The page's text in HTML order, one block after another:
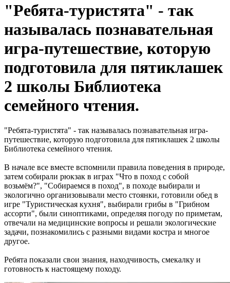
"Ребята-туристята" - так
называлась познавательная
игра-путешествие, которую
подготовила для пятиклашек
2 школы Библиотека
семейного чтения.
"Ребята-туристята" - так называлась познавательная игра-
путешествие, которую подготовила для пятиклашек 2 школы
Библиотека семейного чтения.
В начале все вместе вспомнили правила поведения в природе,
затем собирали рюкзак в играх "Что в поход с собой
возьмём?", "Собираемся в поход", в походе выбирали и
экологично организовывали место стоянки, готовили обед в
игре "Туристическая кухня", выбирали грибы в "Грибном
ассорти", были синоптиками, определяя погоду по приметам,
отвечали на медицинские вопросы и решали экологические
задачи, познакомились с разными видами костра и многое
другое.
Ребята показали свои знания, находчивость, смекалку и
готовность к настоящему походу.